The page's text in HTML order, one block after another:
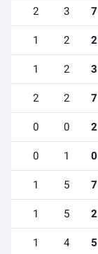
7
3
2
2
2
1
3
2
1
7
2
2
2
0
0
0
1
0
7
5
1
2
5
1
5
4
1